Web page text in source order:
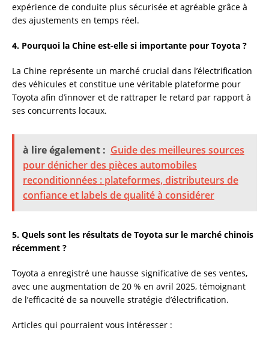
expérience de conduite plus sécurisée et agréable grâce à
des ajustements en temps réel.
4. Pourquoi la Chine est-elle si importante pour Toyota ?
La Chine représente un marché crucial dans l’électrification
des véhicules et constitue une véritable plateforme pour
Toyota afin d’innover et de rattraper le retard par rapport à
ses concurrents locaux.
à lire également : Guide des meilleures sources
pour dénicher des pièces automobiles
reconditionnées : plateformes, distributeurs de
confiance et labels de qualité à considérer
5. Quels sont les résultats de Toyota sur le marché chinois
récemment ?
Toyota a enregistré une hausse significative de ses ventes,
avec une augmentation de 20 % en avril 2025, témoignant
de l’efficacité de sa nouvelle stratégie d’électrification.
Articles qui pourraient vous intéresser :